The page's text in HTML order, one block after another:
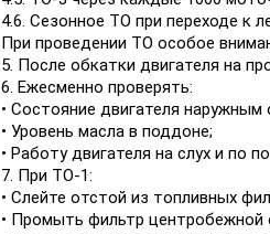
4.6. Сезонное ТО при переходе к
При проведении ТО особое
5. После обкатки двигателя на
6. Ежесменно проверять:
• Состояние двигателя
• Уровень масла в поддоне;
• Работу двигателя на слух и по
7. При ТО-1:
• Слейте отстой из топливных
• Промыть фильтр центробежной